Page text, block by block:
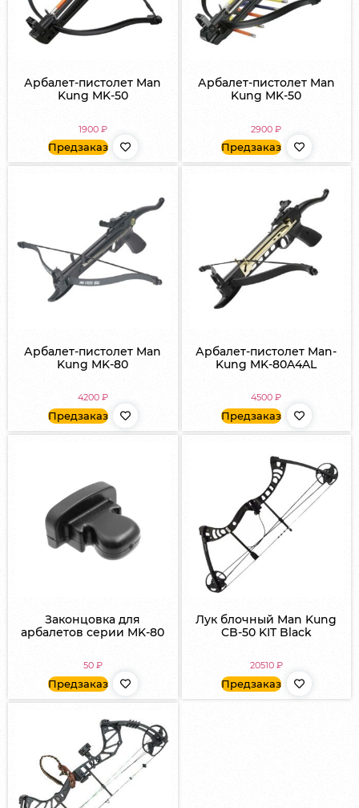
Арбалет-пистолет Man
Kung MK-50
1900 ₽
Предзаказ
Арбалет-пистолет Man
Kung MK-50
2900₽
Предзаказ
Арбалет-пистолет Man
Kung MK-80
4200 ₽
Предзаказ
Арбалет-пистолет Man-
Kung MK-80A4AL
4500₽
Предзаказ
Законцовка для
арбалетов серии MK-80
50 ₽
Предзаказ
Лук блочный Man Kung
CB-50 KIT Black
20510 ₽
Предзаказ